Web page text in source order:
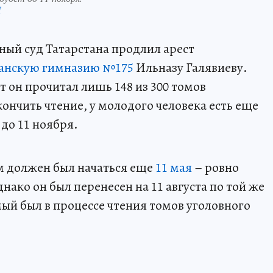
суд Татарстана продлил арест
гимназию №175 Ильназу Галявиеву.
прочитал лишь 148 из 300 томов
чтение, у молодого человека есть еще
11 ноября.
должен был начаться еще 11 мая– ровно
он был перенесен на 11 августа по той же
был в процессе чтения томов уголовного